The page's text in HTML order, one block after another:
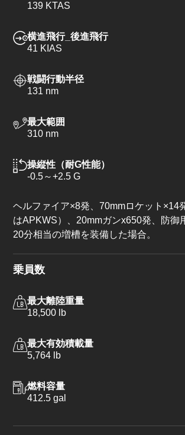
139 KTAS
横進飛行_後進飛行
41 KIAS
戦闘行動半径
131 nm
最大範囲
310 nm
操縦性（耐G性能）
-0.5～+2.5 G
ヘルファイア×8発、70mmロケット×14
はAPKWS）、20mmガンx650発、防御
20分相当の増槽を装備した場合。
乗員数
最大離陸重量
18,500 lb
最大有効積載量
5,764 lb
燃料容量
412.5 gal